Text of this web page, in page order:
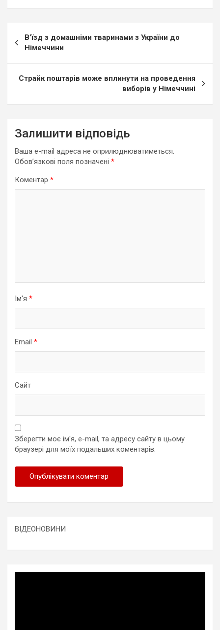
записів
В’їзд з домашніми тваринами з України до
Німеччини
Страйк поштарів може вплинути на проведення
виборів у Німеччині
Залишити відповідь
Ваша e-mail адреса не оприлюднюватиметься.
Обов’язкові поля позначені *
Коментар *
Ім'я *
Email *
Сайт
Зберегти моє ім'я, e-mail, та адресу сайту в цьому
браузері для моїх подальших коментарів.
ВІДЕОНОВИНИ